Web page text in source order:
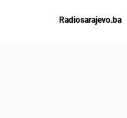
Radiosarajevo.ba